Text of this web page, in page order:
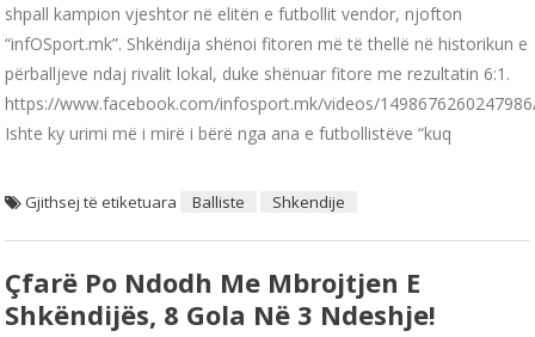
shpall kampion vjeshtor në elitën e futbollit vendor, njofton
“infOSport.mk”. Shkëndija shënoi fitoren më të thellë në historikun e
përballjeve ndaj rivalit lokal, duke shënuar fitore me rezultatin 6:1.
https://www.facebook.com/infosport.mk/videos/
Ishte ky urimi më i mirë i bërë nga ana e futbollistëve “kuq
Gjithsej të etiketuara Balliste Shkendije
Çfarë Po Ndodh Me Mbrojtjen E
Shkëndijës, 8 Gola Në 3 Ndeshje!